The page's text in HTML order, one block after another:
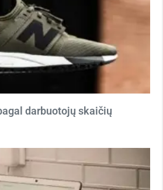
darbuotojų skaičių